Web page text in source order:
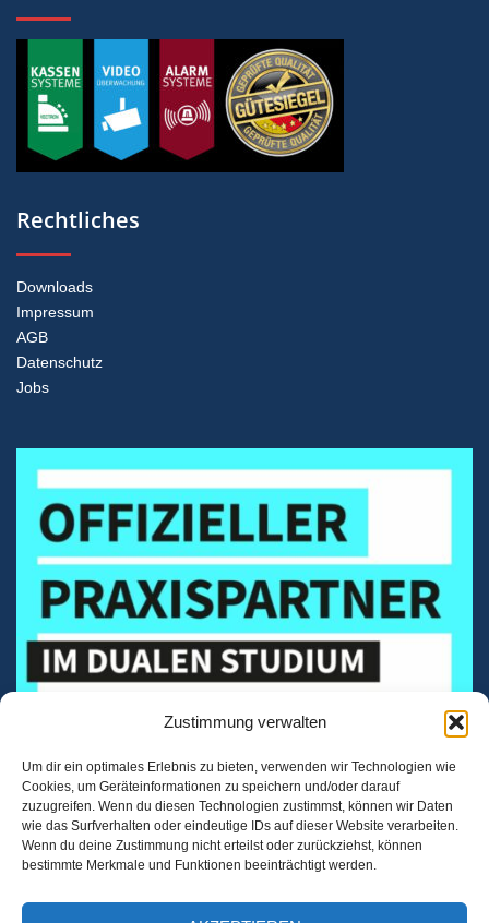
Zustimmung verwalten
Um dir ein optimales Erlebnis zu bieten, verwenden wir Technologien wie
Cookies, um Geräteinformationen zu speichern und/oder darauf
zuzugreifen. Wenn du diesen Technologien zustimmst, können wir Daten
wie das Surfverhalten oder eindeutige IDs auf dieser Website verarbeiten.
Wenn du deine Zustimmung nicht erteilst oder zurückziehst, können
bestimmte Merkmale und Funktionen beeinträchtigt werden.
Rechtliches
Downloads
Impressum
AGB
Datenschutz
Jobs